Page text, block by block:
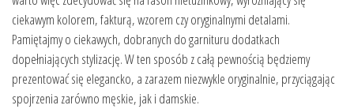
ciekawym kolorem, fakturą, wzorem czy oryginalnymi detalami.
Pamiętajmy o ciekawych, dobranych do garnituru dodatkach
dopełniających stylizację. W ten sposób z całą pewnością będziemy
prezentować się elegancko, a zarazem niezwykle oryginalnie, przyciągając
spojrzenia zarówno męskie, jak i damskie.